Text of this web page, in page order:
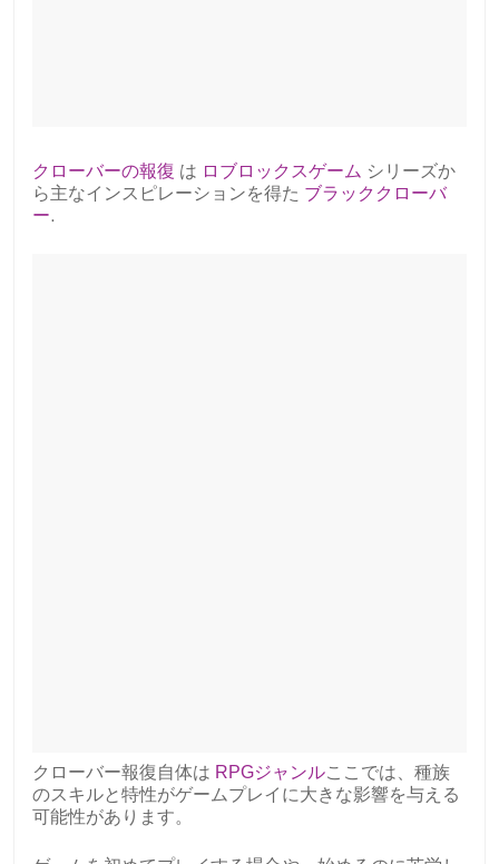
クローバーの報復 は ロブロックスゲーム シリーズか
ら主なインスピレーションを得た ブラッククローバ
ー.
クローバー報復自体は RPGジャンルここでは、種族
のスキルと特性がゲームプレイに大きな影響を与える
可能性があります。